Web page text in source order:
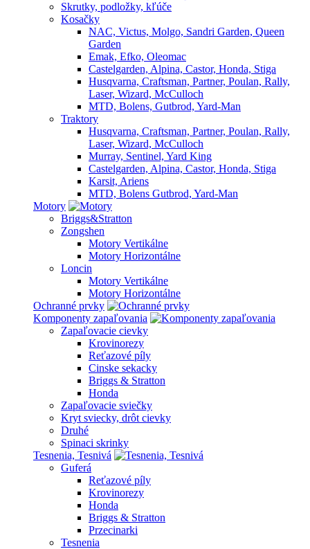
Skrutky, podložky, kľúče
Kosačky
NAC, Victus, Molgo, Sandri Garden, Queen
Garden
Emak, Efko, Oleomac
Castelgarden, Alpina, Castor, Honda, Stiga
Husqvarna, Craftsman, Partner, Poulan, Rally,
Laser, Wizard, McCulloch
MTD, Bolens, Gutbrod, Yard-Man
Traktory
Husqvarna, Craftsman, Partner, Poulan, Rally,
Laser, Wizard, McCulloch
Murray, Sentinel, Yard King
Castelgarden, Alpina, Castor, Honda, Stiga
Karsit, Ariens
MTD, Bolens Gutbrod, Yard-Man
Motory
Briggs&Stratton
Zongshen
Motory Vertikálne
Motory Horizontálne
Loncin
Motory Vertikálne
Motory Horizontálne
Ochranné prvky
Komponenty zapaľovania
Zapaľovacie cievky
Krovinorezy
Reťazové píly
Cinske sekacky
Briggs & Stratton
Honda
Zapaľovacie sviečky
Kryt sviecky, drôt cievky
Druhé
Spinaci skrinky
Tesnenia, Tesnivá
Guferá
Reťazové píly
Krovinorezy
Honda
Briggs & Stratton
Przecinarki
Tesnenia